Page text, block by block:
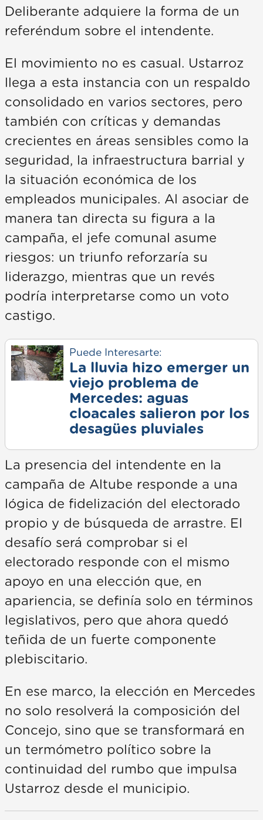
Deliberante adquiere la forma de un
referéndum sobre el intendente.
El movimiento no es casual. Ustarroz
llega a esta instancia con un respaldo
consolidado en varios sectores, pero
también con críticas y demandas
crecientes en áreas sensibles como la
seguridad, la infraestructura barrial y
la situación económica de los
empleados municipales. Al asociar de
manera tan directa su figura a la
campaña, el jefe comunal asume
riesgos: un triunfo reforzaría su
liderazgo, mientras que un revés
podría interpretarse como un voto
castigo.
Puede Interesarte:
La lluvia hizo emerger un
viejo problema de
Mercedes: aguas
cloacales salieron por los
desagües pluviales
La presencia del intendente en la
campaña de Altube responde a una
lógica de fidelización del electorado
propio y de búsqueda de arrastre. El
desafío será comprobar si el
electorado responde con el mismo
apoyo en una elección que, en
apariencia, se definía solo en términos
legislativos, pero que ahora quedó
teñida de un fuerte componente
plebiscitario.
En ese marco, la elección en Mercedes
no solo resolverá la composición del
Concejo, sino que se transformará en
un termómetro político sobre la
continuidad del rumbo que impulsa
Ustarroz desde el municipio.